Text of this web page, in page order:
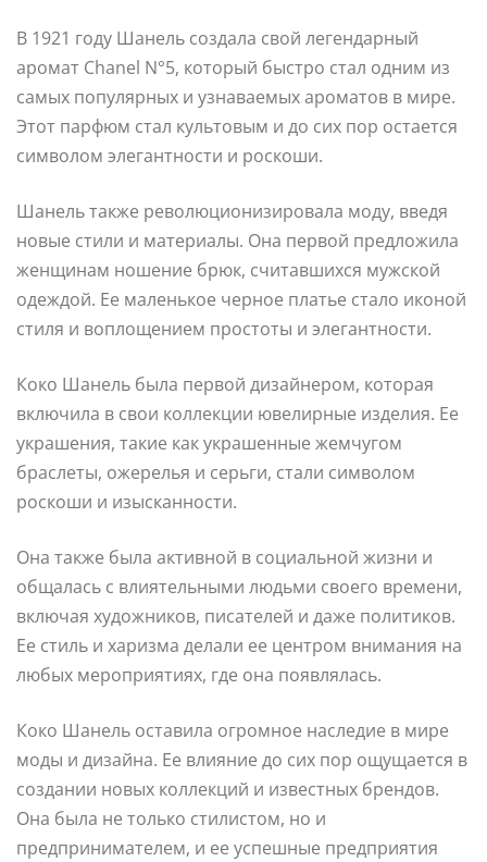
В 1921 году Шанель создала свой легендарный
аромат Chanel N°5, который быстро стал одним из
самых популярных и узнаваемых ароматов в мире.
Этот парфюм стал культовым и до сих пор остается
символом элегантности и роскоши.
Шанель также революционизировала моду, введя
новые стили и материалы. Она первой предложила
женщинам ношение брюк, считавшихся мужской
одеждой. Ее маленькое черное платье стало иконой
стиля и воплощением простоты и элегантности.
Коко Шанель была первой дизайнером, которая
включила в свои коллекции ювелирные изделия. Ее
украшения, такие как украшенные жемчугом
браслеты, ожерелья и серьги, стали символом
роскоши и изысканности.
Она также была активной в социальной жизни и
общалась с влиятельными людьми своего времени,
включая художников, писателей и даже политиков.
Ее стиль и харизма делали ее центром внимания на
любых мероприятиях, где она появлялась.
Коко Шанель оставила огромное наследие в мире
моды и дизайна. Ее влияние до сих пор ощущается в
создании новых коллекций и известных брендов.
Она была не только стилистом, но и
предпринимателем, и ее успешные предприятия